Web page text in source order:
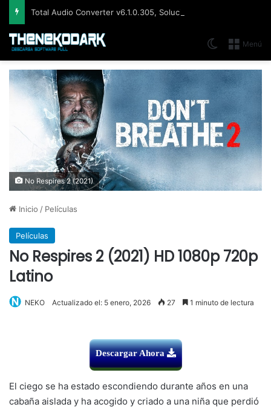
Menú
Switch skin
No Respires 2 (2021)
Inicio / Películas
Películas
No Respires 2 (2021) HD 1080p 720p
Latino
NEKO Actualizado el: 5 enero, 2026 27 1 minuto de lectura
Descargar Ahora
El ciego se ha estado escondiendo durante años en una
cabaña aislada y ha acogido y criado a una niña que perdió